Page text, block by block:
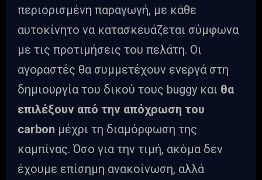
περιορισμένη παραγωγή, με κάθε
αυτοκίνητο να κατασκευάζεται σύμφωνα
με τις προτιμήσεις του πελάτη. Οι
αγοραστές θα συμμετέχουν ενεργά στη
δημιουργία του δικού τους buggy και θα
επιλέξουν από την απόχρωση του
carbon μέχρι τη διαμόρφωση της
καμπίνας. Όσο για την τιμή, ακόμα δεν
έχουμε επίσημη ανακοίνωση, αλλά